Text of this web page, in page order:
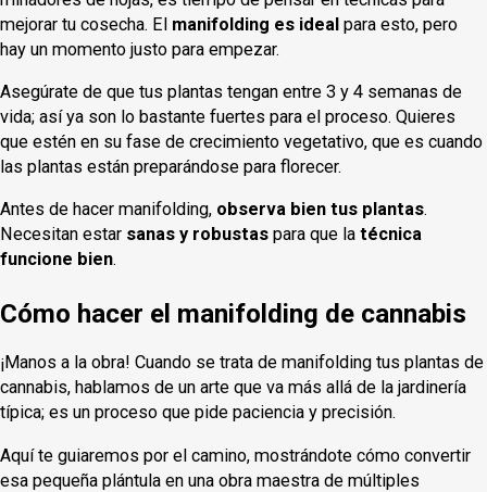
mejorar tu cosecha. El manifolding es ideal para esto, pero
hay un momento justo para empezar.
Asegúrate de que tus plantas tengan entre 3 y 4 semanas de
vida; así ya son lo bastante fuertes para el proceso. Quieres
que estén en su fase de crecimiento vegetativo, que es cuando
las plantas están preparándose para florecer.
Antes de hacer manifolding, observa bien tus plantas.
Necesitan estar sanas y robustas para que la técnica
funcione bien.
Cómo hacer el manifolding de cannabis
¡Manos a la obra! Cuando se trata de manifolding tus plantas de
cannabis, hablamos de un arte que va más allá de la jardinería
típica; es un proceso que pide paciencia y precisión.
Aquí te guiaremos por el camino, mostrándote cómo convertir
esa pequeña plántula en una obra maestra de múltiples